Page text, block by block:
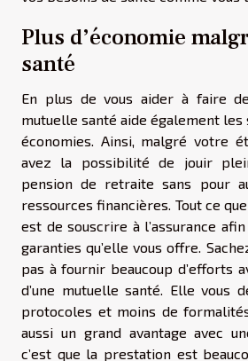
Plus d’économie
santé
En plus de vous aider à faire
mutuelle santé aide également les
économies. Ainsi, malgré votre
avez la possibilité de jouir
pension de retraite sans pour
ressources financières. Tout ce
est de souscrire à l’assurance
garanties qu’elle vous offre.
pas à fournir beaucoup d’efforts
d’une mutuelle santé. Elle vous
protocoles et moins de
aussi un grand avantage avec
c’est que la prestation est